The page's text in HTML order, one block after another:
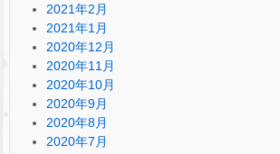
2021年2月
2021年1月
2020年12月
2020年11月
2020年10月
2020年9月
2020年8月
2020年7月